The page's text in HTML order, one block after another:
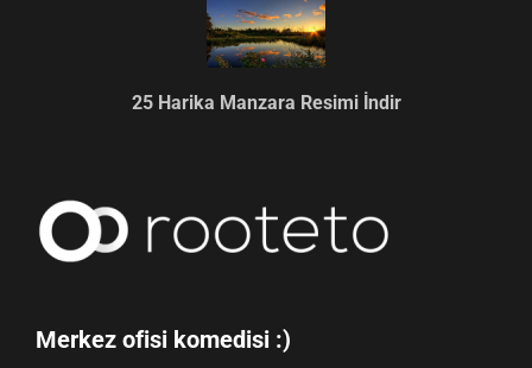
25 Harika Manzara Resimi İndir
Merkez ofisi komedisi :)